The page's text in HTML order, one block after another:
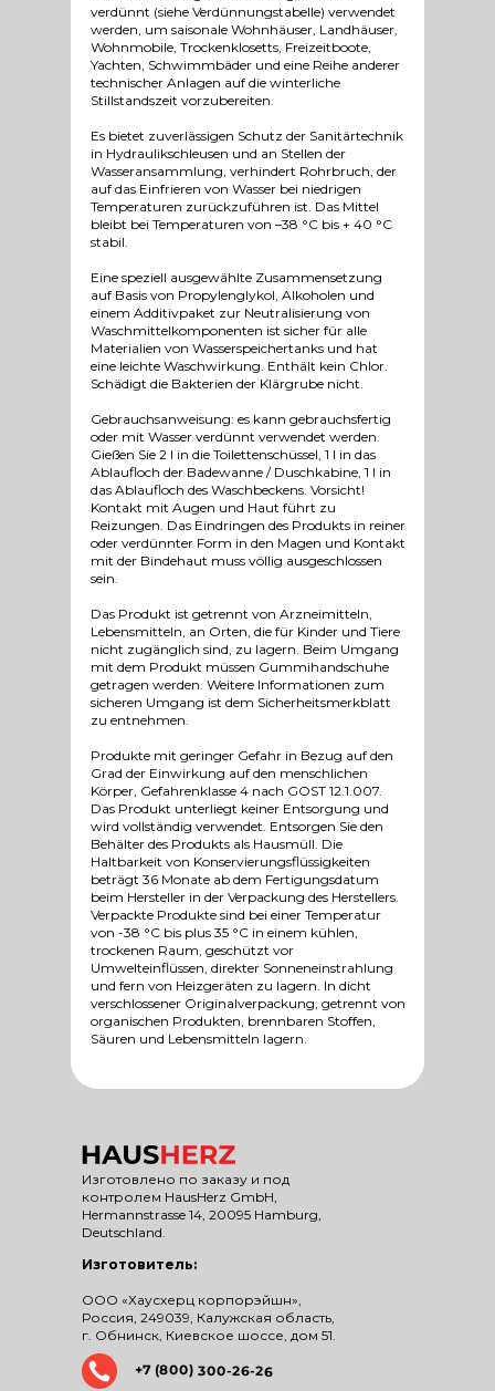
verdünnt (siehe Verdünnungstabelle) verwendet
werden, um saisonale Wohnhäuser, Landhäuser,
Wohnmobile, Trockenklosetts, Freizeitboote,
Yachten, Schwimmbäder und eine Reihe anderer
technischer Anlagen auf die winterliche
Stillstandszeit vorzubereiten.
Es bietet zuverlässigen Schutz der Sanitärtechnik
in Hydraulikschleusen und an Stellen der
Wasseransammlung, verhindert Rohrbruch, der
auf das Einfrieren von Wasser bei niedrigen
Temperaturen zurückzuführen ist. Das Mittel
bleibt bei Temperaturen von –38 °C bis + 40 °C
stabil.
Eine speziell ausgewählte Zusammensetzung
auf Basis von Propylenglykol, Alkoholen und
einem Additivpaket zur Neutralisierung von
Waschmittelkomponenten ist sicher für alle
Materialien von Wasserspeichertanks und hat
eine leichte Waschwirkung. Enthält kein Chlor.
Schädigt die Bakterien der Klärgrube nicht.
Gebrauchsanweisung: es kann gebrauchsfertig
oder mit Wasser verdünnt verwendet werden.
Gießen Sie 2 l in die Toilettenschüssel, 1 l in das
Ablaufloch der Badewanne / Duschkabine, 1 l in
das Ablaufloch des Waschbeckens. Vorsicht!
Kontakt mit Augen und Haut führt zu
Reizungen. Das Eindringen des Produkts in reiner
oder verdünnter Form in den Magen und Kontakt
mit der Bindehaut muss völlig ausgeschlossen
sein.
Das Produkt ist getrennt von Arzneimitteln,
Lebensmitteln, an Orten, die für Kinder und Tiere
nicht zugänglich sind, zu lagern. Beim Umgang
mit dem Produkt müssen Gummihandschuhe
getragen werden. Weitere Informationen zum
sicheren Umgang ist dem Sicherheitsmerkblatt
zu entnehmen.
Produkte mit geringer Gefahr in Bezug auf den
Grad der Einwirkung auf den menschlichen
Körper, Gefahrenklasse 4 nach GOST 12.1.007.
Das Produkt unterliegt keiner Entsorgung und
wird vollständig verwendet. Entsorgen Sie den
Behälter des Produkts als Hausmüll. Die
Haltbarkeit von Konservierungsflüssigkeiten
beträgt 36 Monate ab dem Fertigungsdatum
beim Hersteller in der Verpackung des Herstellers.
Verpackte Produkte sind bei einer Temperatur
von -38 °C bis plus 35 °C in einem kühlen,
trockenen Raum, geschützt vor
Umwelteinflüssen, direkter Sonneneinstrahlung
und fern von Heizgeräten zu lagern. In dicht
verschlossener Originalverpackung, getrennt von
organischen Produkten, brennbaren Stoffen,
Säuren und Lebensmitteln lagern.
Изготовлено по заказу и под
контролем HausHerz GmbH,
Hermannstrasse 14, 20095 Hamburg,
Deutschland.
+7 (800) 300-26-26
Изготовитель:
ООО «Хаусхерц корпорэйшн»,
Россия, 249039, Калужская область,
г. Обнинск, Киевское шоссе, дом 51.